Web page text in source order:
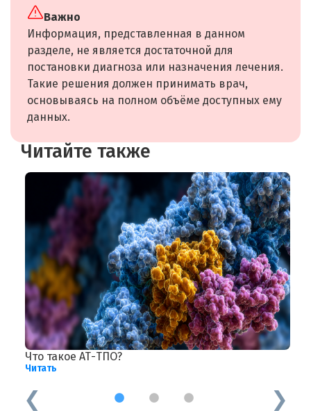
Важно
Информация, представленная в данном
разделе, не является достаточной для
постановки диагноза или назначения лечения.
Такие решения должен принимать врач,
основываясь на полном объёме доступных ему
данных.
Читайте также
Что такое АТ-ТПО?
Читать
1 2 3